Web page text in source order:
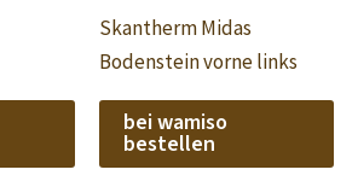
Skantherm Midas
Bodenstein vorne links
bei wamiso
bestellen